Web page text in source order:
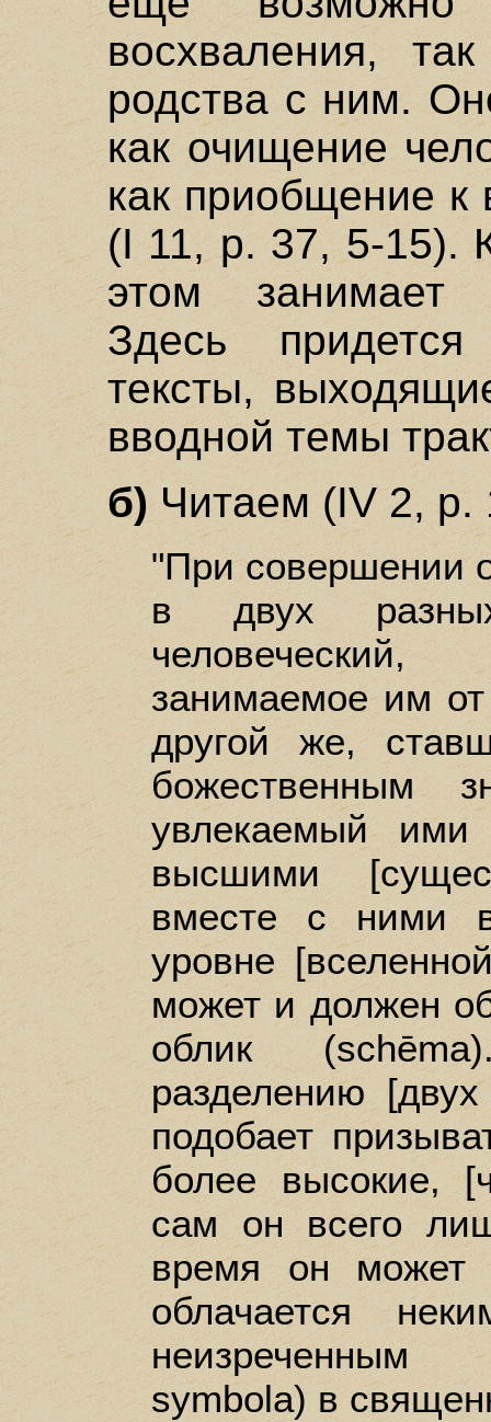
восхваления,
родства с ним.
как очищение
как приобщение
(I 11, р. 37, 5-15).
этом занимает
Здесь
тексты,
вводной темы
б)Читаем (IV 2, р.
"При совершении
в двух
занимаемое им
другой же,
божественным
увлекаемый ими
высшими
вместе с ними
уровне
может и должен
облик
разделению
подобает
более высокие,
сам он всего
время он может
облачается
symbola) в